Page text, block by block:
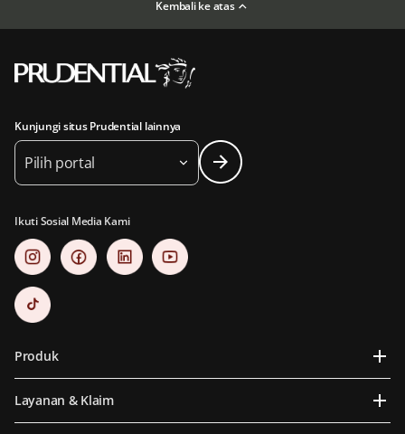
Kembali ke atas
Kunjungi situs Prudential lainnya
Pilih portal
Ikuti Sosial Media Kami
Produk
Layanan & Klaim